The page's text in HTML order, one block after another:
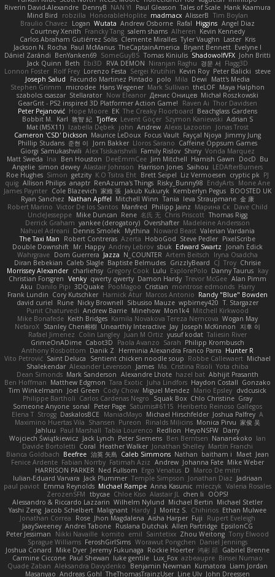
Riverin David-Alexandre DennyB NAN YI Paul Gleason Tales of Scale Hank Kaamura
Mind Bird
robzilla HonorableHoplite madmacx AlisserB Tim Boylan
Braulio Chavez
Logan Wutata Andrew Osborne Rafal Higgins Angel Diaz
Courtney Xenith Francky Tang salem shams Alheren Kevin Kennedy
Carlos Abraham Gutiérrez Solis Clemente Miralles Tyler Vaughn Laster Kris
Jackson N. Rocha Paul McManus TheCaptainAmerica Bryant Bennett Evelyne I
Dániel Zarándi BenYanken69 SomeGuyBS Tomas Kiniulis ShadowolfVFX John Britti
Jack Quinn Beth Ebi3D RVA DEMON Niranjan Raghu 경문 서 Flagg3D
Lonnon Foster Rolf Frey Lorenzo Festa Sergei Krutihin Kevin Roy Peter Balicki steve
Joseph Salud
Facundo Martinez Pintado polo Mila Dewi
Matt's Media
Stephen Grimm
microdee Hans Wegener Mark Sullivan theLOF Maya Halphon
szabolcs csaszar Stellarator Now Eleanor Денис Оницев Michał Roszkowski
GearGrit - PS2 inspired 3D Platformer Action Game!
Raven Ai Thor Davidsen
Peter Pejanović Hope Moore EK The Creaky Floorboard Beachglass Gardens
Bobbit M. Karl 敦智 紀 Tjoffex Levent Göçer Szymon Kaniewski Adrian S
Mat (M5X11) Izabella Dębek john Andrew Alexis Lazootin
Jonas Trost
Cameron 'CSD' Dickson Maurice LeDoux Focus Vault Fayçal Njoya Jimmy Jung
Phillip Studans 준현 이 Jorn Bakker Lloros Sarano Caffeine Oppsum Games
Giorgi Samukashvili Alex Tsiskarishvili Family Rislov Shiny Vonda Marquez
Matt Sweda Ina Ben Houston DeeEmmCee Jim Mitchell Hamish Gawn DocD Bu
Angelie simon dewey Alastair Johnson Harrison Jones Saihou LEDAfterBurners
Roe Hughes Simon getzity K.O Tsitra Eht Brett Seipel Liz Vermoesen cryptic pk PJ
quig Allison Philips anaptr RenAzuma's Things Risky_Bunny98 EndyArts Mone Ane
James Paynter Cole Blazevich 家維 張 Jakub Kukuryk Kemberlyn Pegus BOOSTED UK
Ryan Sanchez Nathan Apffel Mitchell Winn Tania Ieva Straupmane 金 康
Robert Marino Victor De los Santos Manfred Philipp Jainz Марина Ск Dave Child
UncleJesseppe Mike Duncan Rene 名氏 无 Chris Priscott Thomas Rigg
Derrick Graham yankee (derogatory) Overshafter Madeleine Andersson
Nahuel Adreani Dennis Smolek Mythina Noward Beast Valerian Vardania
The Taxi Man
Robert Contreras Azerta HoboGod Steve Pedler PixelScribe
Double Downshift Mr. Happy Andrey Lebrov sbuk Edward Swartz
Jonah Edick
Wahrgrave Dom Guerrera Jazza N_COUNTER Artem Beitsch
Iryna Osadcha
Diran Bebekian Caleb Slagle Baptiste Belmudes GrizzlyBeard CJ Troy Chrisie
Morrissey Alexander charliehsy Gregory Cook Lulu ExplorePolo Danny Taurus kay
Christian Forsgren Venky qwerty qwerty Damon Hardy Trevor McGee Alan Pimm
Aku Danilo Pipi 3DQuake PooMagoo Cristian montrose edmonds Harry
Frank Lundin Cory Kutschker Harnick Atur Marcos Antonio Randy "Blue" Bowden
david curiel
Rune Nicky Brownell Sibusiso Mauze wpbirney420 T. Stargazer
Punit Chaturvedi Andrew Barrie Minehow Mon1k4 Mitchell Kirkwood
Mike Bonafede Keith Bridges Kamila Novakova Tereza Nemcova Wogan May
NefaroX Stanley Chen榕樹 Unearthly Interactive Jay Joseph McKinnon
지후 이
Rafael Jimenez Colin Langley Juan M Ortiz yusuf kodat Taliesin River
GrimeOnADime Cabot3D Paola Avanzo Sarah Philipp Krombusch
Anthony Rosbottom Danik Z Herminia Alexandra Franco Parra Hunter R
Vito Petrović Saint Deluca Sentient chicken noodle soup Robbe Callewaert Michael
Shalekendar Alexander Levenson James Ma. Cristina Risoli Yota chiba
Dean Simonds Mark Sanderson Alexandre Lhote hazel bat Abhijit Prasanth
Ben Hoffman Matthew Edgmon Tara Exotic Juha Lindfors Haydon Costall Gonzako
Tim Winkelmann
Joel Green Cody Chow Miguel Mendez Mario Epsley dvdcusick
Philippe Bartholi Carlos Cardenas Negro Squak Box Chlo Christine Gray
Someone Anyone sonal Peter Page Saturnis#6115 Heriberto Reinoso Gallegos
Elena T Strogg DaskalosBCE ManiacMayo Michael Hirschfelder Joshua Palfrey A
Maximino Huertas Vila Shansen Pureon Rinalds Miļicins Monica Pirvu 家俊 吴
Jahluu
Paul Marshall Tabia Lourenco Redlion HeyoNSFW Darry
Wojciech Świątkiewicz Jack Lynch Peter Siemens Ben Berntsen Nananekoko Ian
Davide Bortoletti Coral Heather Walker Jonathan Shelley Martín Franchi
Bianca Goldbach Beefree 治英 矢島 Caleb Simmons Nathan baitham i Maet Jean
Fenice Ardente Fabian Norrby Fatimah Aziz Andrew Johanna Fate Mike Weber
HARRISON PARKER Ned Fullsom Ergo Venatus D Marco De mitri
Iulian-Eduard Varvara Jack Plummer Temple Simpson Jonathan Diaz Jadriaan
paul paviot Emma Reynolds Michael Rampe Anna Kasunic mleczyk Valeria Rosales
ZerozenSFM tbycae Chloe Kiso Alastair JL chen li
OOPS!
Alessandro & Riccardo Lazzarin Wilhelm Nylund Michael Bertin Michael Stetler
Yashi Zeng Jacob Schelbert Malignant Hardy J Moritz S. Chihirios Ethan Mulwee
Jonathan Correa
Rose Jhon Magdalena Aisha Harper Fuji
Rupert Eveleigh
JaaySweeney Andrei Tabone Ruslana Dutchak Allen Partridge EpsilonCG
Peter Jessiman
Nikki Navaille komito emil Saintetixx Zhou Weitong Tony Elwood
Sprague Williams FeroshGirlSims Worawut Pongchen Daniel Jennings
Joshua Conard
Mike Dyer Jeremy Fukunaga Rockie Hoerter 鸿彬 邱 Gabriel Brenne
Carmine Ciccone Paul Shewan luke gentile Lux_Fox azbeaupre Binsei Numao
Quade Zaban Aleksandra Davydenko Benjamin Newman Kumatora Liam Jordan
Masanyao Andreas Gohl TheThomasTrainzUser Line Ulv John Dreessen